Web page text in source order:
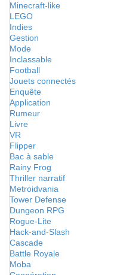
Minecraft-like
LEGO
Indies
Gestion
Mode
Inclassable
Football
Jouets connectés
Enquête
Application
Rumeur
Livre
VR
Flipper
Bac à sable
Rainy Frog
Thriller narratif
Metroidvania
Tower Defense
Dungeon RPG
Rogue-Lite
Hack-and-Slash
Cascade
Battle Royale
Moba